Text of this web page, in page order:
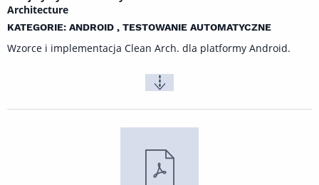
Architecture
KATEGORIE: ANDROID , TESTOWANIE AUTOMATYCZNE
Wzorce i implementacja Clean Arch. dla platformy Android.